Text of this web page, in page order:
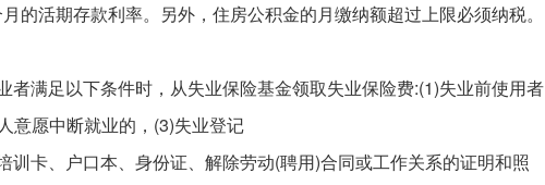
的活期存款利率。另外，住房公积金的月缴纳额超过上限必须纳税。
者满足以下条件时，从失业保险基金领取失业保险费:(1)失业前使用者
意愿中断就业的，(3)失业登记
训卡、户口本、身份证、解除劳动(聘用)合同或工作关系的证明和照